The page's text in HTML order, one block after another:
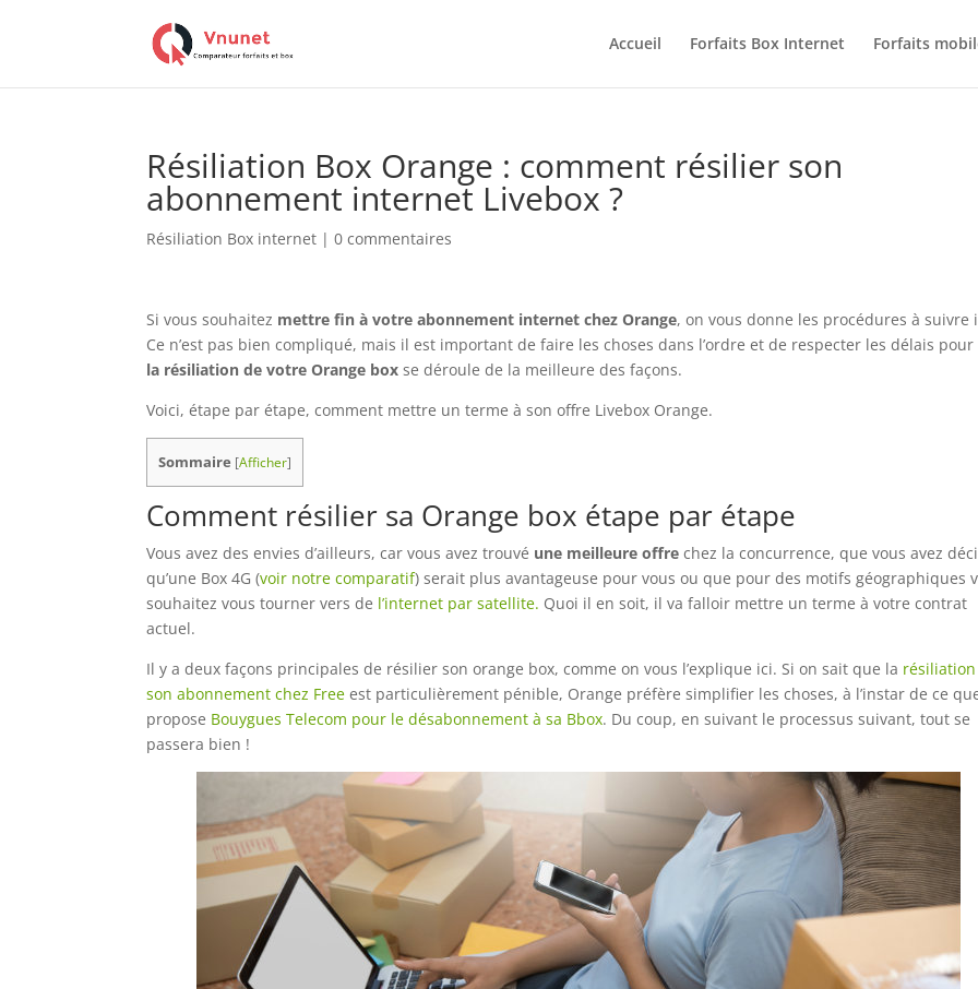
Accueil Forfaits Box Internet Forfaits
Résiliation Box Orange : comment résilier son
abonnement internet Livebox ?
Résiliation Box internet |0 commentaires
Si vous souhaitez mettre fin à votre abonnement internet chez Orange, on vous donne les procédures à suivre
Ce n’est pas bien compliqué, mais il est important de faire les choses dans l’ordre et de respecter les délais
la résiliation de votre Orange box se déroule de la meilleure des façons.
Voici, étape par étape, comment mettre un terme à son offre Livebox Orange.
Sommaire [Afficher]
Comment résilier sa Orange box étape par étape
Vous avez des envies d’ailleurs, car vous avez trouvé une meilleure offre chez la concurrence, que vous avez
qu’une Box 4G (voir notre comparatif) serait plus avantageuse pour vous ou que pour des motifs géographiques
souhaitez vous tourner vers de l’internet par satellite. Quoi il en soit, il va falloir mettre un terme à votre contrat
actuel.
Il y a deux façons principales de résilier son orange box, comme on vous l’explique ici. Si on sait que la
son abonnement chez Free est particulièrement pénible, Orange préfère simplifier les choses, à l’instar de ce
propose Bouygues Telecom pour le désabonnement à sa Bbox. Du coup, en suivant le processus suivant, tout se
passera bien !